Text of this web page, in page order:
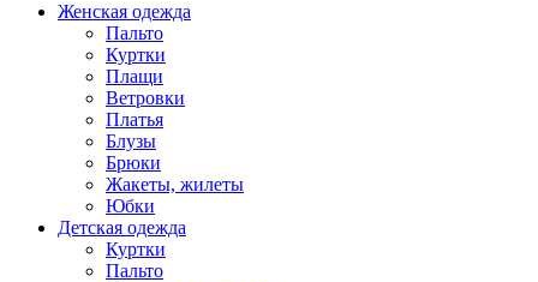
Женская одежда
Пальто
Куртки
Плащи
Ветровки
Платья
Блузы
Брюки
Жакеты, жилеты
Юбки
Детская одежда
Куртки
Пальто